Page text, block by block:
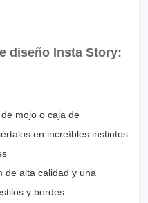
diseño Insta Story:
mojo o caja de
en increíbles instintos
de alta calidad y una
y bordes.